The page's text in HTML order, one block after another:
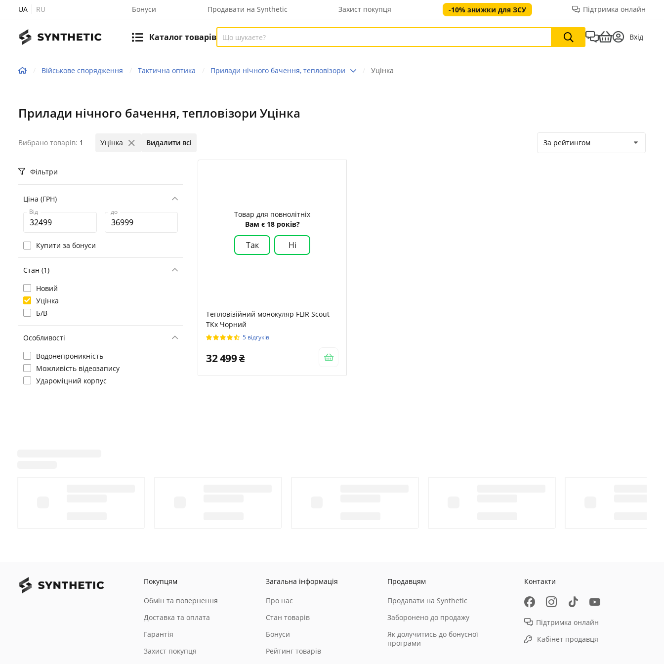
UA RU Бонуси Продавати на Synthetic Захист покупця -10% знижки для ЗСУ Підтримка онлайн
Каталог товарів Вхід
Військове спорядження Тактична оптика Прилади нічного бачення, тепловізори Уцінка
Прилади нічного бачення, тепловізори Уцінка
Вибрано товарів: 1 Видалити всі
Уцінка За рейтингом
Фільтри
Ціна (ГРН)
Від до
Купити за бонуси
Стан (1)
Новий
Уцінка
Б/В
Особливості
Водонепроникність
Можливість відеозапису
Удароміцний корпус
Товар для повнолітніх
Вам є 18 років?
Так Ні
Тепловізійний монокуляр FLIR Scout
TKx Чорний
5 відгуків
32 499
Покупцям
Обмін та повернення
Доставка та оплата
Гарантія
Захист покупця
Загальна інформація
Про нас
Стан товарів
Бонуси
Рейтинг товарів
Продавцям
Продавати на Synthetic
Заборонено до продажу
Як долучитись до бонусної
програми
Контакти
Підтримка онлайн
Кабінет продавця